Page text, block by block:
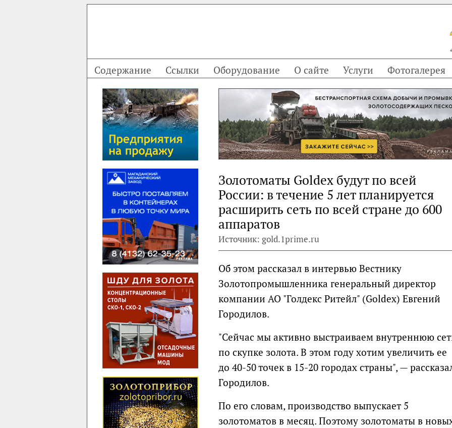
Содержание Ссылки Оборудование О сайте Услуги Фотогалерея
Золотоматы Goldex будут по всей
России: в течение 5 лет планируется
расширить сеть по всей стране до 600
аппаратов
Источник: gold.1prime.ru
Об этом рассказал в интервью Вестнику
Золотопромышленника генеральный директор
компании АО "Голдекс Ритейл" (Goldex) Евгений
Городилов.
"Сейчас мы активно выстраиваем внутреннюю
по скупке золота. В этом году хотим увеличить ее
до 40-50 точек в 15-20 городах страны", —
Городилов.
По его словам, производство выпускает 5
золотоматов в месяц. Поэтому золотоматы в